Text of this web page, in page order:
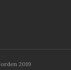
2019